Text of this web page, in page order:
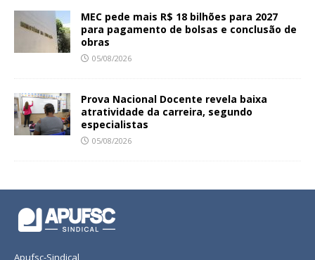
MEC pede mais R$ 18 bilhões para 2027
para pagamento de bolsas e conclusão de
obras
05/08/2026
Prova Nacional Docente revela baixa
atratividade da carreira, segundo
especialistas
05/08/2026
Apufsc-Sindical